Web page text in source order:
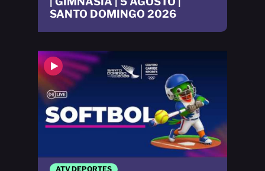
ATV DEPORTES
SANTO DOMINGO 2026